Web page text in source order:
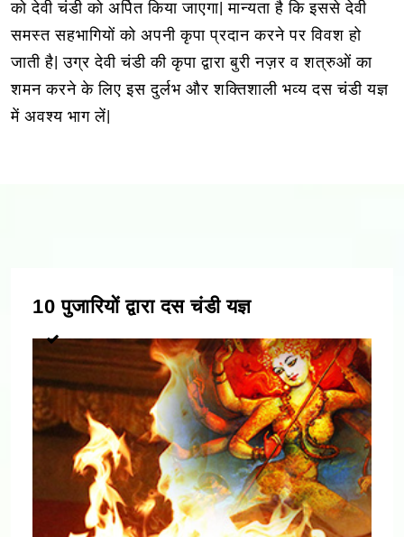
को देवी चंडी को अर्पित किया जाएगा| मान्यता है कि इससे देवी
समस्त सहभागियों को अपनी कृपा प्रदान करने पर विवश हो
जाती है| उग्र देवी चंडी की कृपा द्वारा बुरी नज़र व शत्रुओं का
शमन करने के लिए इस दुर्लभ और शक्तिशाली भव्य दस चंडी यज्ञ
में अवश्य भाग लें|
10 पुजारियों द्वारा दस चंडी यज्ञ